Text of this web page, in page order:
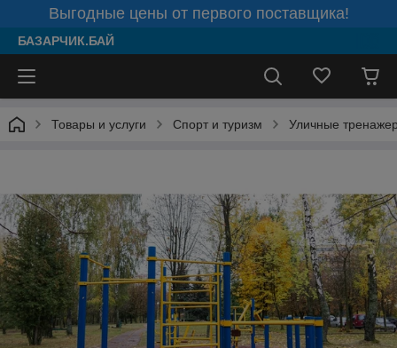
Выгодные цены от первого поставщика!
БАЗАРЧИК.БАЙ
Товары и услуги Спорт и туризм Уличные